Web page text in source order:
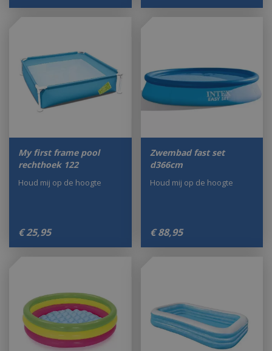
My first frame pool
rechthoek 122
€25,95
Houd mij op de hoogte
Zwembad fast set
d366cm
€ 88,95
Houd mij op de hoogte